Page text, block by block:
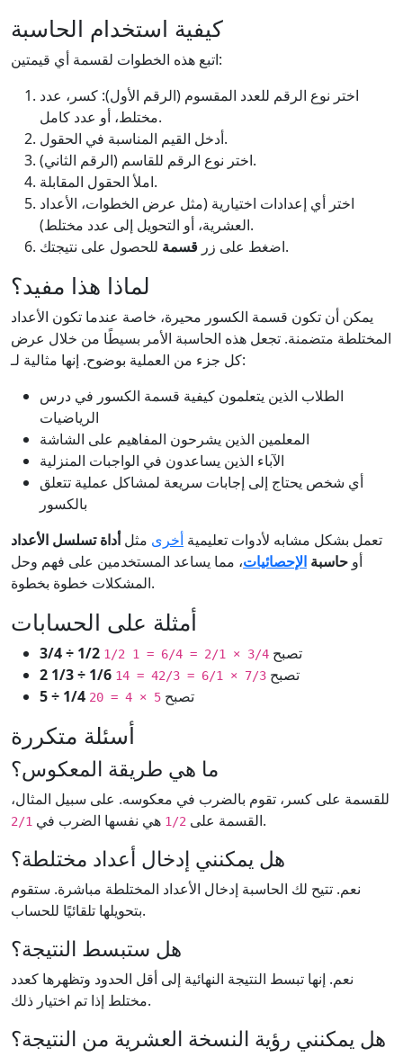
كيفية استخدام الحاسبة
اتبع هذه الخطوات لقسمة أي قيمتين:
اختر نوع الرقم للعدد المقسوم (الرقم الأول): كسر، عدد
مختلط، أو عدد كامل.
أدخل القيم المناسبة في الحقول.
اختر نوع الرقم للقاسم (الرقم الثاني).
املأ الحقول المقابلة.
اختر أي إعدادات اختيارية (مثل عرض الخطوات، الأعداد
العشرية، أو التحويل إلى عدد مختلط).
اضغط على زر قسمة للحصول على نتيجتك.
لماذا هذا مفيد؟
يمكن أن تكون قسمة الكسور محيرة، خاصة عندما تكون الأعداد
المختلطة متضمنة. تجعل هذه الحاسبة الأمر بسيطًا من خلال عرض
كل جزء من العملية بوضوح. إنها مثالية لـ:
الطلاب الذين يتعلمون كيفية قسمة الكسور في درس
الرياضيات
المعلمين الذين يشرحون المفاهيم على الشاشة
الآباء الذين يساعدون في الواجبات المنزلية
أي شخص يحتاج إلى إجابات سريعة لمشاكل عملية تتعلق
بالكسور
تعمل بشكل مشابه لأدوات تعليمية أخرى مثلأداة تسلسل الأعداد
أو حاسبة الإحصائيات، مما يساعد المستخدمين على فهم وحل
المشكلات خطوة بخطوة.
أمثلة على الحسابات
3/4 ÷ 1/2 تصبح 3/4 × 2/1 = 6/4 = 1 1/2
2 1/3 ÷ 1/6 تصبح 7/3 × 6/1 = 42/3 = 14
5 ÷ 1/4 تصبح 5 × 4 = 20
أسئلة متكررة
ما هي طريقة المعكوس؟
للقسمة على كسر، تقوم بالضرب في معكوسه. على سبيل المثال،
القسمة على 1/2 هي نفسها الضرب في 2/1 .
هل يمكنني إدخال أعداد مختلطة؟
نعم. تتيح لك الحاسبة إدخال الأعداد المختلطة مباشرة. ستقوم
بتحويلها تلقائيًا للحساب.
هل ستبسط النتيجة؟
نعم. إنها تبسط النتيجة النهائية إلى أقل الحدود وتظهرها كعدد
مختلط إذا تم اختيار ذلك.
هل يمكنني رؤية النسخة العشرية من النتيجة؟